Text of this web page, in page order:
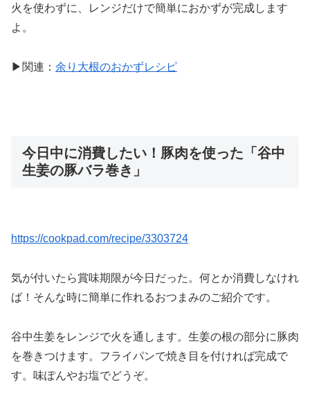
火を使わずに、レンジだけで簡単におかずが完成します
よ。
▶関連： 余り大根のおかずレシピ
今日中に消費したい！豚肉を使った「谷中
生姜の豚バラ巻き」
https://cookpad.com/recipe/3303724
気が付いたら賞味期限が今日だった。何とか消費しなけれ
ば！そんな時に簡単に作れるおつまみのご紹介です。
谷中生姜をレンジで火を通します。生姜の根の部分に豚肉
を巻きつけます。フライパンで焼き目を付ければ完成で
す。味ぽんやお塩でどうぞ。